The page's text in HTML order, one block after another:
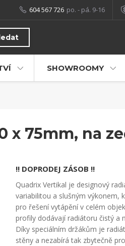
604 567 726 po. - pá. 9-16
SHOWROOMY
x 75mm, na
!! DOPRODEJ ZÁSOB !!
Quadrix Vertikal je designový
variabilitou a slušným výkonem,
pro řešení vytápění v celém
profily dodávají radiátoru čistý a
Díky speciálním držákům je
stěny a nezabírá tak zbytečně